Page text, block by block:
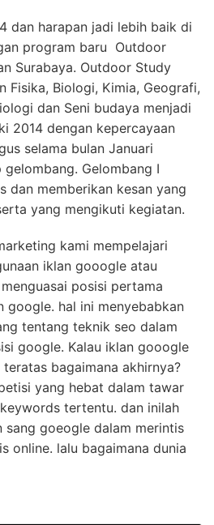
dan harapan jadi lebih baik di
program baru Outdoor
Surabaya. Outdoor Study
Fisika, Biologi, Kimia, Geografi,
dan Seni budaya menjadi
2014 dengan kepercayaan
selama bulan Januari
Gelombang I
dan memberikan kesan yang
yang mengikuti kegiatan.
kami mempelajari
iklan gooogle atau
posisi pertama
google. hal ini menyebabkan
tentang teknik seo dalam
google. Kalau iklan gooogle
bagaimana akhirnya?
yang hebat dalam tawar
tertentu. dan inilah
sang goeogle dalam merintis
online. lalu bagaimana dunia